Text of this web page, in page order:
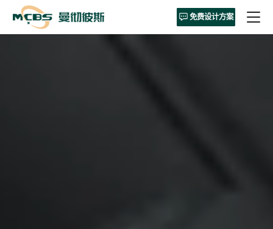
免费设计方案